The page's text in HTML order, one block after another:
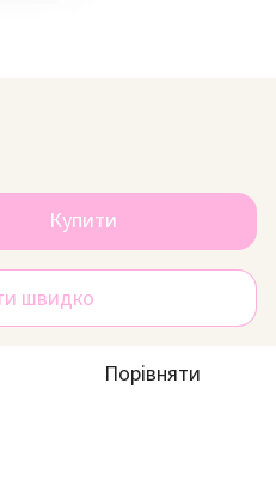
Купити
швидко
Порівняти